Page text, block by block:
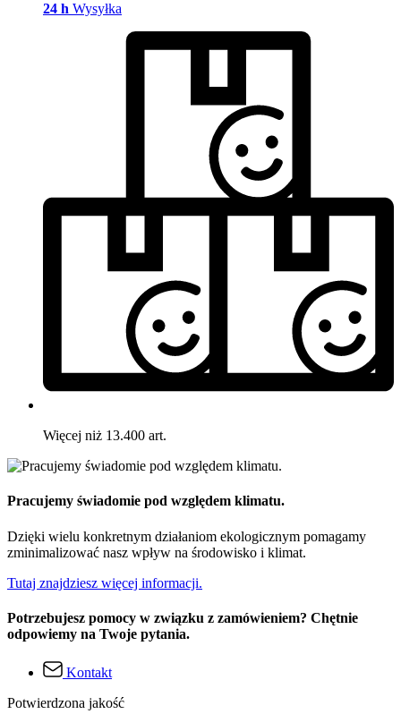
24 h Wysyłka
Więcej niż 13.400 art.
Pracujemy świadomie pod względem klimatu.
Dzięki wielu konkretnym działaniom ekologicznym pomagamy
zminimalizować nasz wpływ na środowisko i klimat.
Tutaj znajdziesz więcej informacji.
Potrzebujesz pomocy w związku z zamówieniem? Chętnie
odpowiemy na Twoje pytania.
Kontakt
Potwierdzona jakość